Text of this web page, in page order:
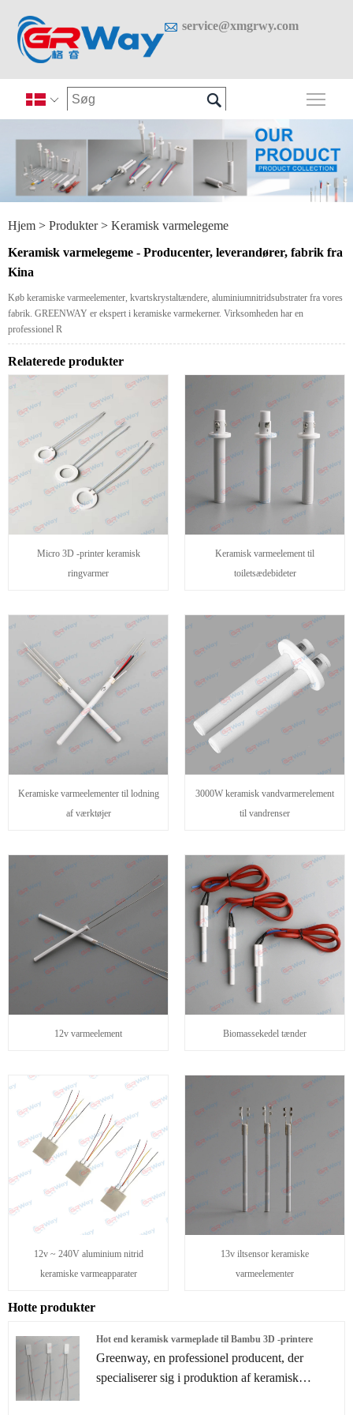
 service@xmgrwy.com
 
Hjem > Produkter > Keramisk varmelegeme
Keramisk varmelegeme - Producenter, leverandører, fabrik fra
Kina
Køb keramiske varmeelementer, kvartskrystaltændere, aluminiumnitridsubstrater fra vores
fabrik. GREENWAY er ekspert i keramiske varmekerner. Virksomheden har en
professionel R
Relaterede produkter
Micro 3D -printer keramisk
ringvarmer
Keramisk varmeelement til
toiletsædebideter
Keramiske varmeelementer til lodning
af værktøjer
3000W keramisk vandvarmerelement
til vandrenser
12v varmeelement Biomassekedel tænder
12v ~ 240V aluminium nitrid
keramiske varmeapparater
13v iltsensor keramiske
varmeelementer
Hotte produkter
Hot end keramisk varmeplade til Bambu 3D -printere
Greenway, en professionel producent, der
specialiserer sig i produktion af keramisk